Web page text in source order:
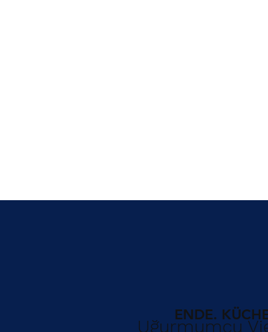
ENDE.
Uğurmumcu